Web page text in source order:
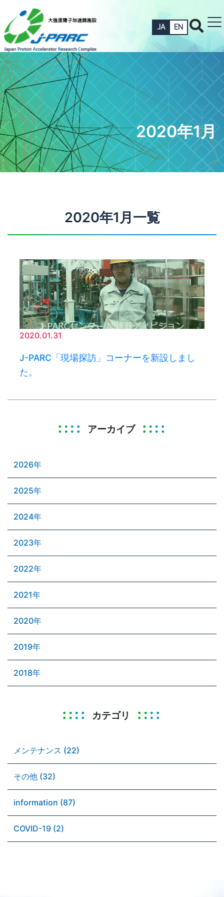
JA EN
2020年1月
2020年1月一覧
2020.01.31
J-PARC「現場探訪」コーナーを新設しまし
た。
アーカイブ
2026年
2025年
2024年
2023年
2022年
2021年
2020年
2019年
2018年
カテゴリ
メンテナンス (22)
その他 (32)
information (87)
COVID-19 (2)